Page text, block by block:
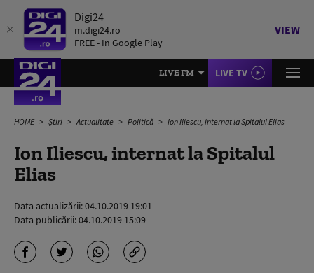
Digi24
m.digi24.ro
FREE - In Google Play
VIEW
LIVE FM LIVE TV
HOME Știri Actualitate Politică Ion Iliescu, internat la Spitalul Elias
Ion Iliescu, internat la Spitalul
Elias
Data actualizării:04.10.2019 19:01
Data publicării:04.10.2019 15:09